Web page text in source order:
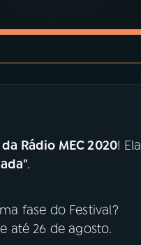
Rádio MEC 2020! Ela
.
fase do Festival?
até 26 de agosto.